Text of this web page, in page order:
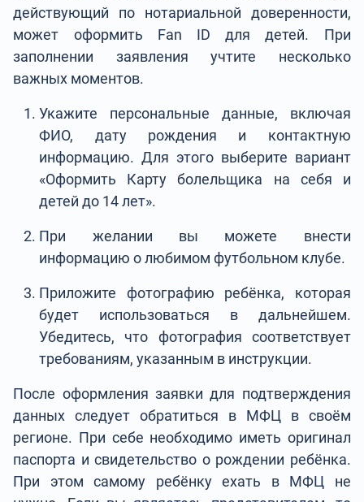
действующий по нотариальной доверенности,
может оформить Fan ID для детей. При
заполнении заявления учтите несколько
важных моментов.
Укажите персональные данные, включая
ФИО, дату рождения и контактную
информацию. Для этого выберите вариант
«Оформить Карту болельщика на себя и
детей до 14 лет».
При желании вы можете внести
информацию о любимом футбольном клубе.
Приложите фотографию ребёнка, которая
будет использоваться в дальнейшем.
Убедитесь, что фотография соответствует
требованиям, указанным в инструкции.
После оформления заявки для подтверждения
данных следует обратиться в МФЦ в своём
регионе. При себе необходимо иметь оригинал
паспорта и свидетельство о рождении ребёнка.
При этом самому ребёнку ехать в МФЦ не